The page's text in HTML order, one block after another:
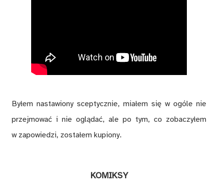
Byłem nastawiony sceptycznie, miałem się w ogóle nie
przejmować i nie oglądać, ale po tym, co zobaczyłem
w zapowiedzi, zostałem kupiony.
KOMIKSY